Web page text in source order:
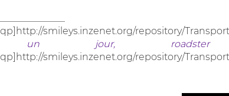
smileys.inzenet.org/repository/
un jour, roadster
smileys.inzenet.org/repository/